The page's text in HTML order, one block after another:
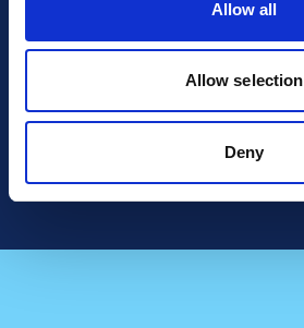
Allow all
Allow selection
Deny